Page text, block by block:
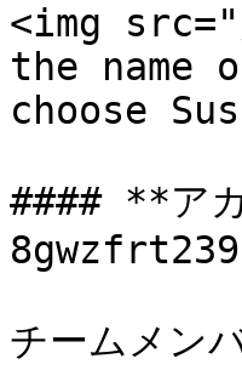
<img
the name
choose
#### **ア
チームメン